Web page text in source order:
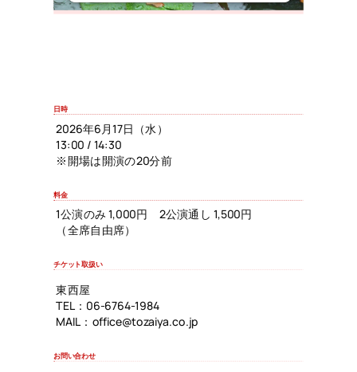
日時
2026年6月17日（水）
13:00 / 14:30
※開場は開演の20分前
料金
1公演のみ 1,000円 2公演通し 1,500円
（全席自由席）
チケット取扱い
東西屋
TEL：06-6764-1984
MAIL：office@tozaiya.co.jp
お問い合わせ